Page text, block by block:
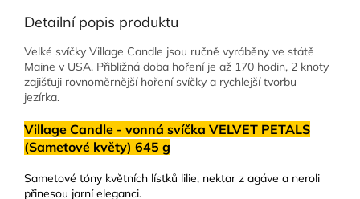
Detailní popis produktu
Velké svíčky Village Candle jsou ručně vyráběny ve státě
Maine v USA. Přibližná doba hoření je až 170 hodin, 2 knoty
zajišťuji rovnoměrnější hoření svíčky a rychlejší tvorbu
jezírka.
Village Candle - vonná svíčka VELVET PETALS
(Sametové květy) 645 g
Sametové tóny květních lístků lilie, nektar z agáve a neroli
přinesou jarní eleganci.